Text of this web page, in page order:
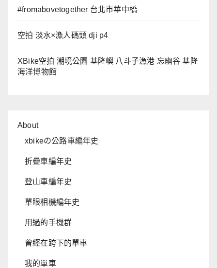
#fromabovetogether 台北市華中橋
空拍 淡水×漁人碼頭 dji p4
XBike空拍 潮境公園 基隆嶼 八斗子漁港 忘幽谷 基隆
海洋博物館
About
xbikeの公路車編年史
折疊車編年史
登山車編年史
單眼相機編年史
用過的手機群
曾經在跨下的單車
我的單車